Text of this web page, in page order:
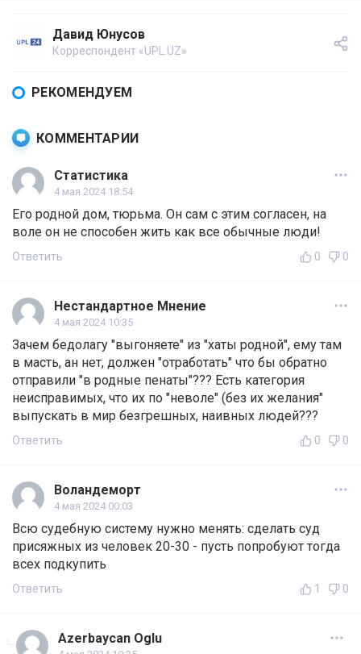
Давид Юнусов
Корреспондент «UPL.UZ»
РЕКОМЕНДУЕМ
КОММЕНТАРИИ
Статистика
4 мая 2024 18:54
Его родной дом, тюрьма. Он сам с этим согласен, на
воле он не способен жить как все обычные люди!
Ответить 0 0
Нестандартное Мнение
4 мая 2024 10:35
Зачем бедолагу "выгоняете" из "хаты родной", ему там
в масть, ан нет, должен "отработать" что бы обратно
отправили "в родные пенаты"??? Есть категория
неисправимых, что их по "неволе" (без их желания"
выпускать в мир безгрешных, наивных людей???
Ответить 0 0
Воландеморт
4 мая 2024 00:03
Всю судебную систему нужно менять: сделать суд
присяжных из человек 20-30 - пусть попробуют тогда
всех подкупить
Ответить 1 0
Azerbaycan Oglu